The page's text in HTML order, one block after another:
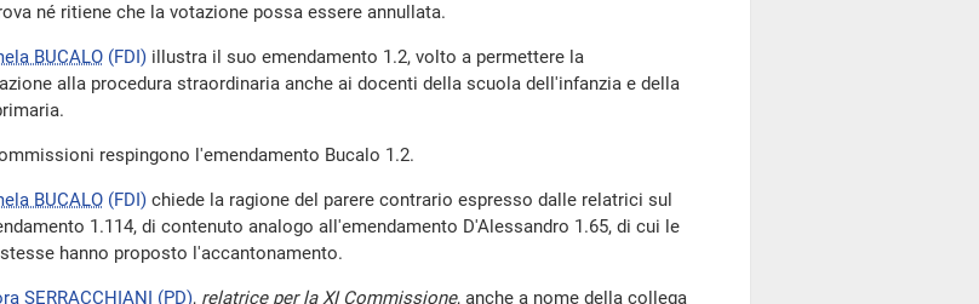
né ritiene che la votazione possa essere annullata.
BUCALO (FDI) illustra il suo emendamento 1.2, volto a permettere la
alla procedura straordinaria anche ai docenti della scuola dell'infanzia e della
respingono l'emendamento Bucalo 1.2.
BUCALO (FDI) chiede la ragione del parere contrario espresso dalle relatrici sul
1.114, di contenuto analogo all'emendamento D'Alessandro 1.65, di cui le
hanno proposto l'accantonamento.
SERRACCHIANI (PD), relatrice per la XI Commissione, anche a nome della collega